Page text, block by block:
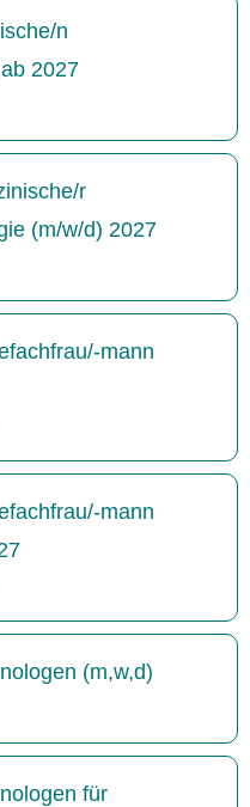
n
2027
r
(m/w/d) 2027
mann
mann
(m,w,d)
für